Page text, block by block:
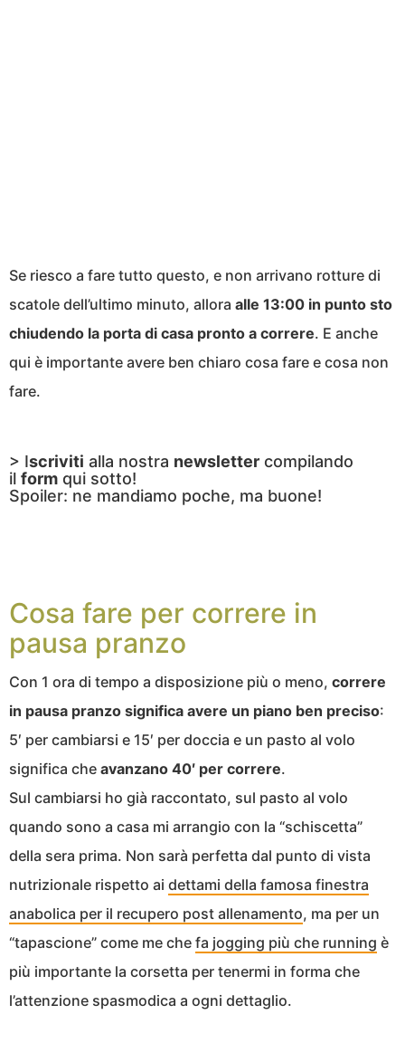
Se riesco a fare tutto questo, e non arrivano rotture di
scatole dell’ultimo minuto, allora alle 13:00 in punto sto
chiudendo la porta di casa pronto a correre. E anche
qui è importante avere ben chiaro cosa fare e cosa non
fare.
> Iscriviti alla nostra newsletter compilando
il form qui sotto!
Spoiler: ne mandiamo poche, ma buone!
Cosa fare per correre in
pausa pranzo
Con 1 ora di tempo a disposizione più o meno, correre
in pausa pranzo significa avere un piano ben preciso:
5′ per cambiarsi e 15′ per doccia e un pasto al volo
significa che avanzano 40′ per correre.
Sul cambiarsi ho già raccontato, sul pasto al volo
quando sono a casa mi arrangio con la “schiscetta”
della sera prima. Non sarà perfetta dal punto di vista
nutrizionale rispetto ai dettami della famosa finestra
anabolica per il recupero post allenamento, ma per un
“tapascione” come me che fa jogging più che running è
più importante la corsetta per tenermi in forma che
l’attenzione spasmodica a ogni dettaglio.